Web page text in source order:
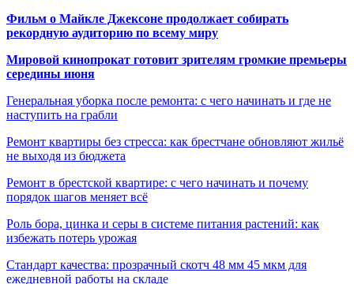
Фильм о Майкле Джексоне продолжает собирать
рекордную аудиторию по всему миру
Мировой кинопрокат готовит зрителям громкие премьеры
середины июня
Генеральная уборка после ремонта: с чего начинать и где не
наступить на грабли
Ремонт квартиры без стресса: как брестчане обновляют жильё
не выходя из бюджета
Ремонт в брестской квартире: с чего начинать и почему
порядок шагов меняет всё
Роль бора, цинка и серы в системе питания растений: как
избежать потерь урожая
Стандарт качества: прозрачный скотч 48 мм 45 мкм для
ежедневной работы на складе